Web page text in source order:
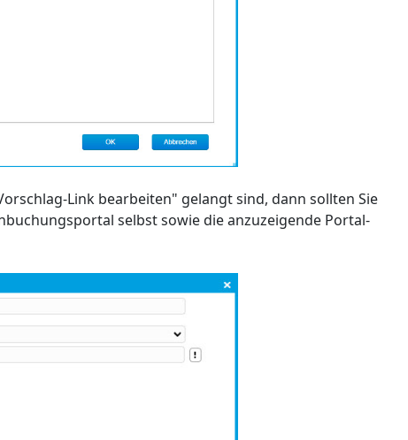
Link bearbeiten" gelangt sind, dann sollten Sie
selbst sowie die anzuzeigende Portal-